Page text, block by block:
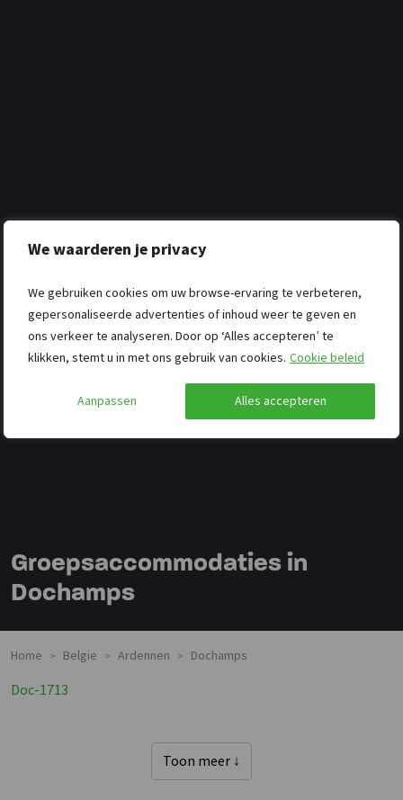
We waarderen je privacy
We gebruiken cookies om uw browse-ervaring te verbeteren,
gepersonaliseerde advertenties of inhoud weer te geven en
ons verkeer te analyseren. Door op ‘Alles accepteren’ te
klikken, stemt u in met ons gebruik van cookies. Cookie beleid
Aanpassen Alles accepteren
Groepsaccommodaties in
Dochamps
Home > Belgie > Ardennen > Dochamps
Doc-1713
Toon meer ↓